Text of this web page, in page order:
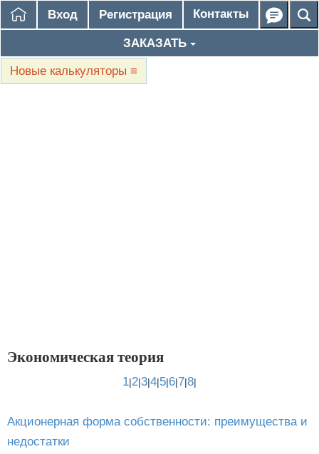
Вход Регистрация Контакты
ЗАКАЗАТЬ
Новые калькуляторы ≡
Экономическая теория
1|2|3|4|5|6|7|8|
Акционерная форма собственности: преимущества и
недостатки